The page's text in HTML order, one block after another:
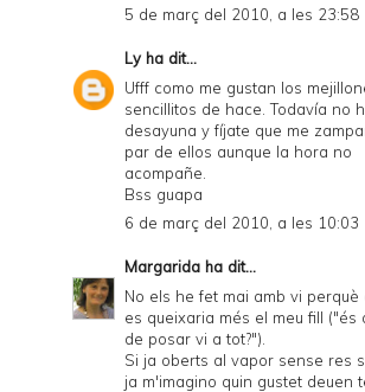
5 de març del 2010, a les 23:58
Lyha dit...
Ufff como me gustan los
sencillitos de hace. Todavía no
desayuna y fíjate que me
par de ellos aunque la hora no
acompañe.
Bss guapa
6 de març del 2010, a les 10:03
Margarida ha dit...
No els he fet mai amb vi perquè
es queixaria més el meu fill ("és
de posar vi a tot?").
Si ja oberts al vapor sense res
ja m'imagino quin gustet deuen